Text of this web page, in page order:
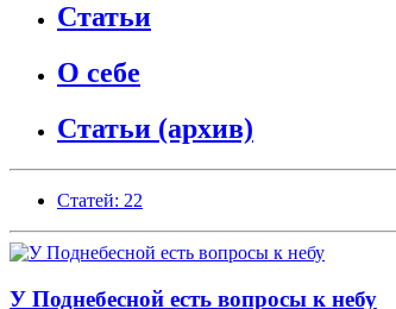
Статьи
О себе
Статьи (архив)
Статей: 22
У Поднебесной есть вопросы к небу